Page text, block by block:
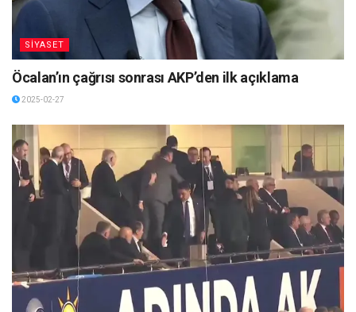
SİYASET
Öcalan’ın çağrısı sonrası AKP’den ilk açıklama
2025-02-27